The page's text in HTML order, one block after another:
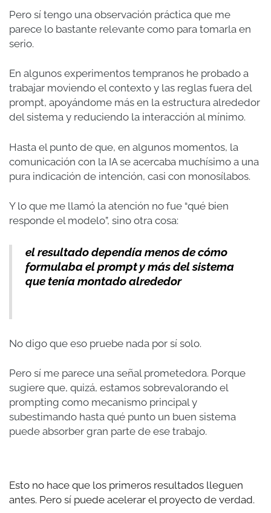
Pero sí tengo una observación práctica que me
parece lo bastante relevante como para tomarla en
serio.
En algunos experimentos tempranos he probado a
trabajar moviendo el contexto y las reglas fuera del
prompt, apoyándome más en la estructura alrededor
del sistema y reduciendo la interacción al mínimo.
Hasta el punto de que, en algunos momentos, la
comunicación con la IA se acercaba muchísimo a una
pura indicación de intención, casi con monosílabos.
Y lo que me llamó la atención no fue “qué bien
responde el modelo”, sino otra cosa:
el resultado dependía menos de cómo
formulaba el prompt y más del sistema
que tenía montado alrededor
No digo que eso pruebe nada por sí solo.
Pero sí me parece una señal prometedora. Porque
sugiere que, quizá, estamos sobrevalorando el
prompting como mecanismo principal y
subestimando hasta qué punto un buen sistema
puede absorber gran parte de ese trabajo.
Esto no hace que los primeros resultados lleguen
antes. Pero sí puede acelerar el proyecto de verdad.